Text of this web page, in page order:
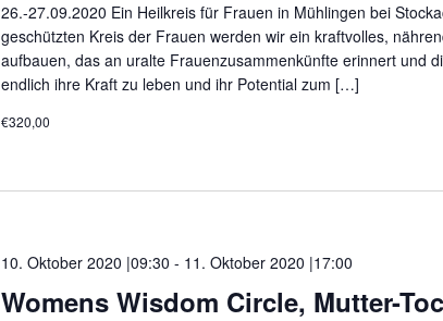
26.-27.09.2020 Ein Heilkreis für Frauen in Mühlingen bei
geschützten Kreis der Frauen werden wir ein kraftvolles,
aufbauen, das an uralte Frauenzusammenkünfte erinnert und
endlich ihre Kraft zu leben und ihr Potential zum […]
€320,00
Womens Wisdom Circle, Mutter-
10. Oktober 2020 |09:30 - 11. Oktober 2020 |17:00